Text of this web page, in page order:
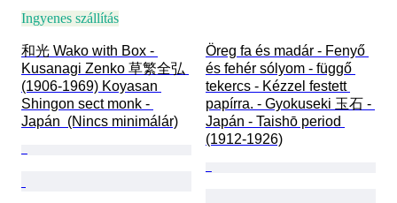
Ingyenes szállítás
和光 Wako with Box -
Kusanagi Zenko 草繁全弘
(1906-1969) Koyasan
Shingon sect monk -
Japán  (Nincs minimálár)
Öreg fa és madár - Fenyő
és fehér sólyom - függő
tekercs - Kézzel festett
papírra. - Gyokuseki 玉石 -
Japán - Taishō period
(1912-1926)